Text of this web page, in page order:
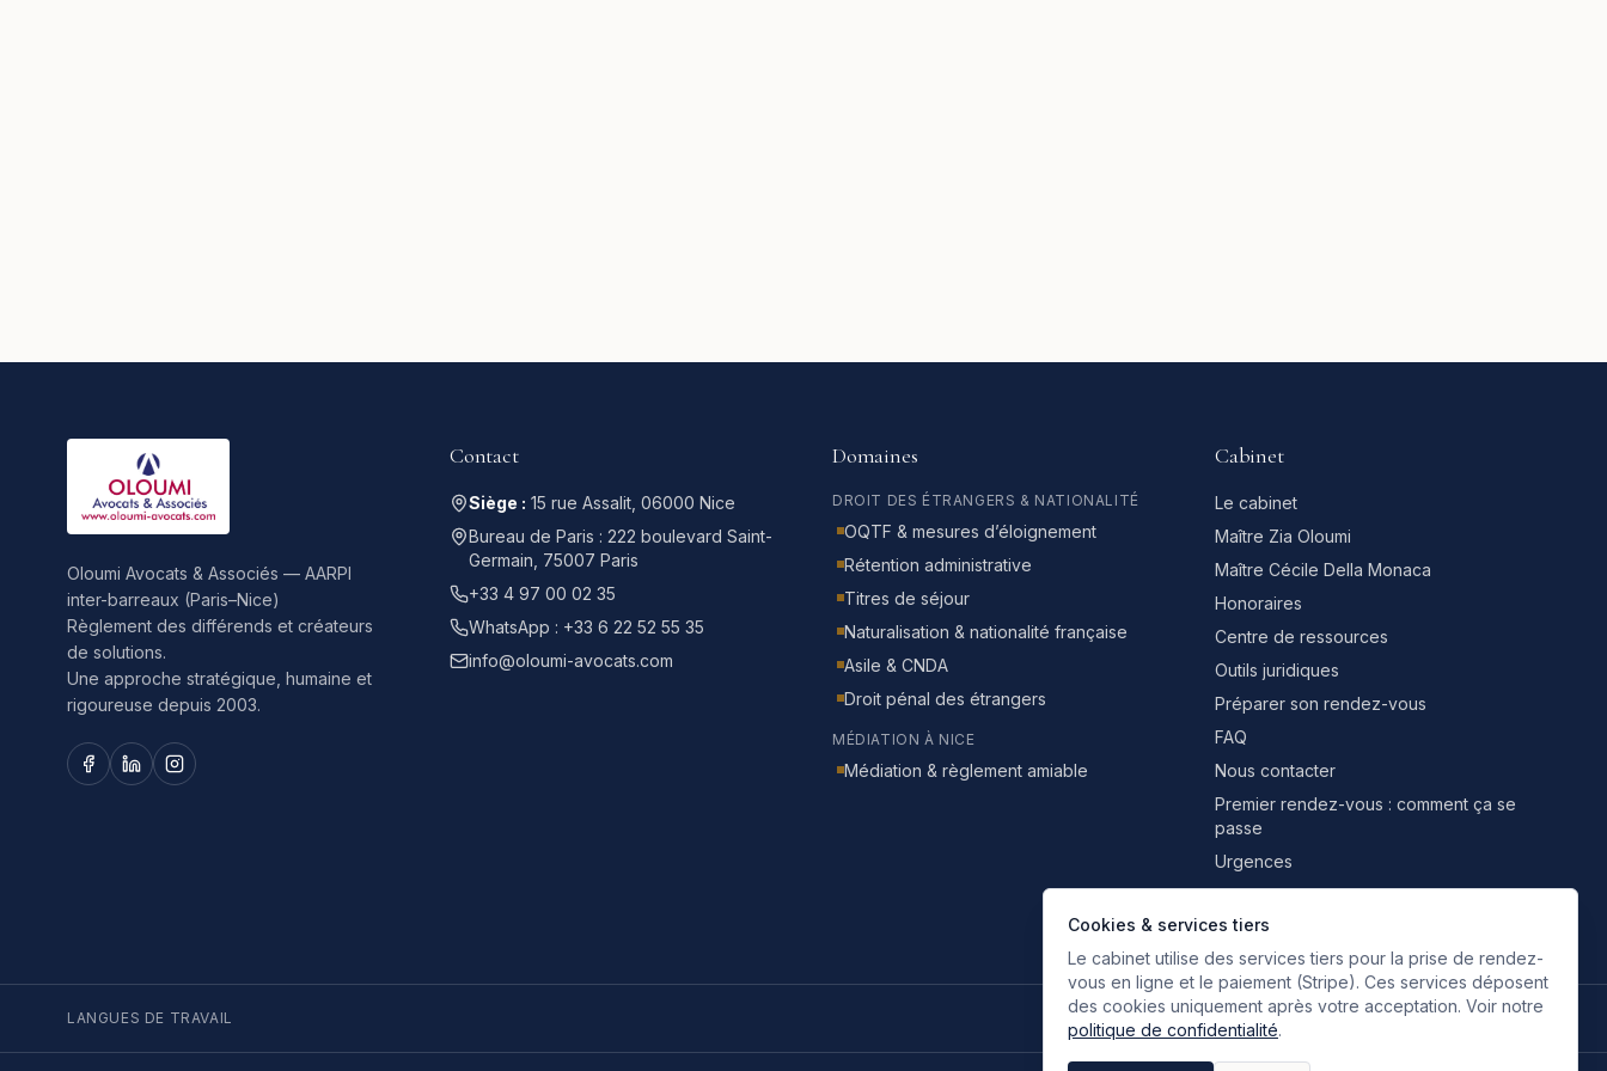
Cookies & services tiers
Le cabinet utilise des services tiers pour la prise de rendez-
vous en ligne et le paiement (Stripe). Ces services déposent
des cookies uniquement après votre acceptation. Voir notre
politique de confidentialité.
Oloumi Avocats & Associés — AARPI
inter-barreaux (Paris–Nice)
Règlement des différends et créateurs
de solutions.
Une approche stratégique, humaine et
rigoureuse depuis 2003.
Contact
Siège : 15 rue Assalit, 06000 Nice
Bureau de Paris : 222 boulevard Saint-
Germain, 75007 Paris
+33 4 97 00 02 35
WhatsApp : +33 6 22 52 55 35
info@oloumi-avocats.com
Domaines
DROIT DES ÉTRANGERS & NATIONALITÉ
OQTF & mesures d’éloignement
Rétention administrative
Titres de séjour
Naturalisation & nationalité française
Asile & CNDA
Droit pénal des étrangers
MÉDIATION À NICE
Médiation & règlement amiable
Cabinet
Le cabinet
Maître Zia Oloumi
Maître Cécile Della Monaca
Honoraires
Centre de ressources
Outils juridiques
Préparer son rendez-vous
FAQ
Nous contacter
Premier rendez-vous : comment ça se
passe
Urgences
Professionnels & partenaires
LANGUES DE TRAVAIL 🇫🇷
Français
FR 🇬🇧
AnglaisEN 🇮🇹IT🇪🇸ES🇷🇺 RU🇮🇷FA